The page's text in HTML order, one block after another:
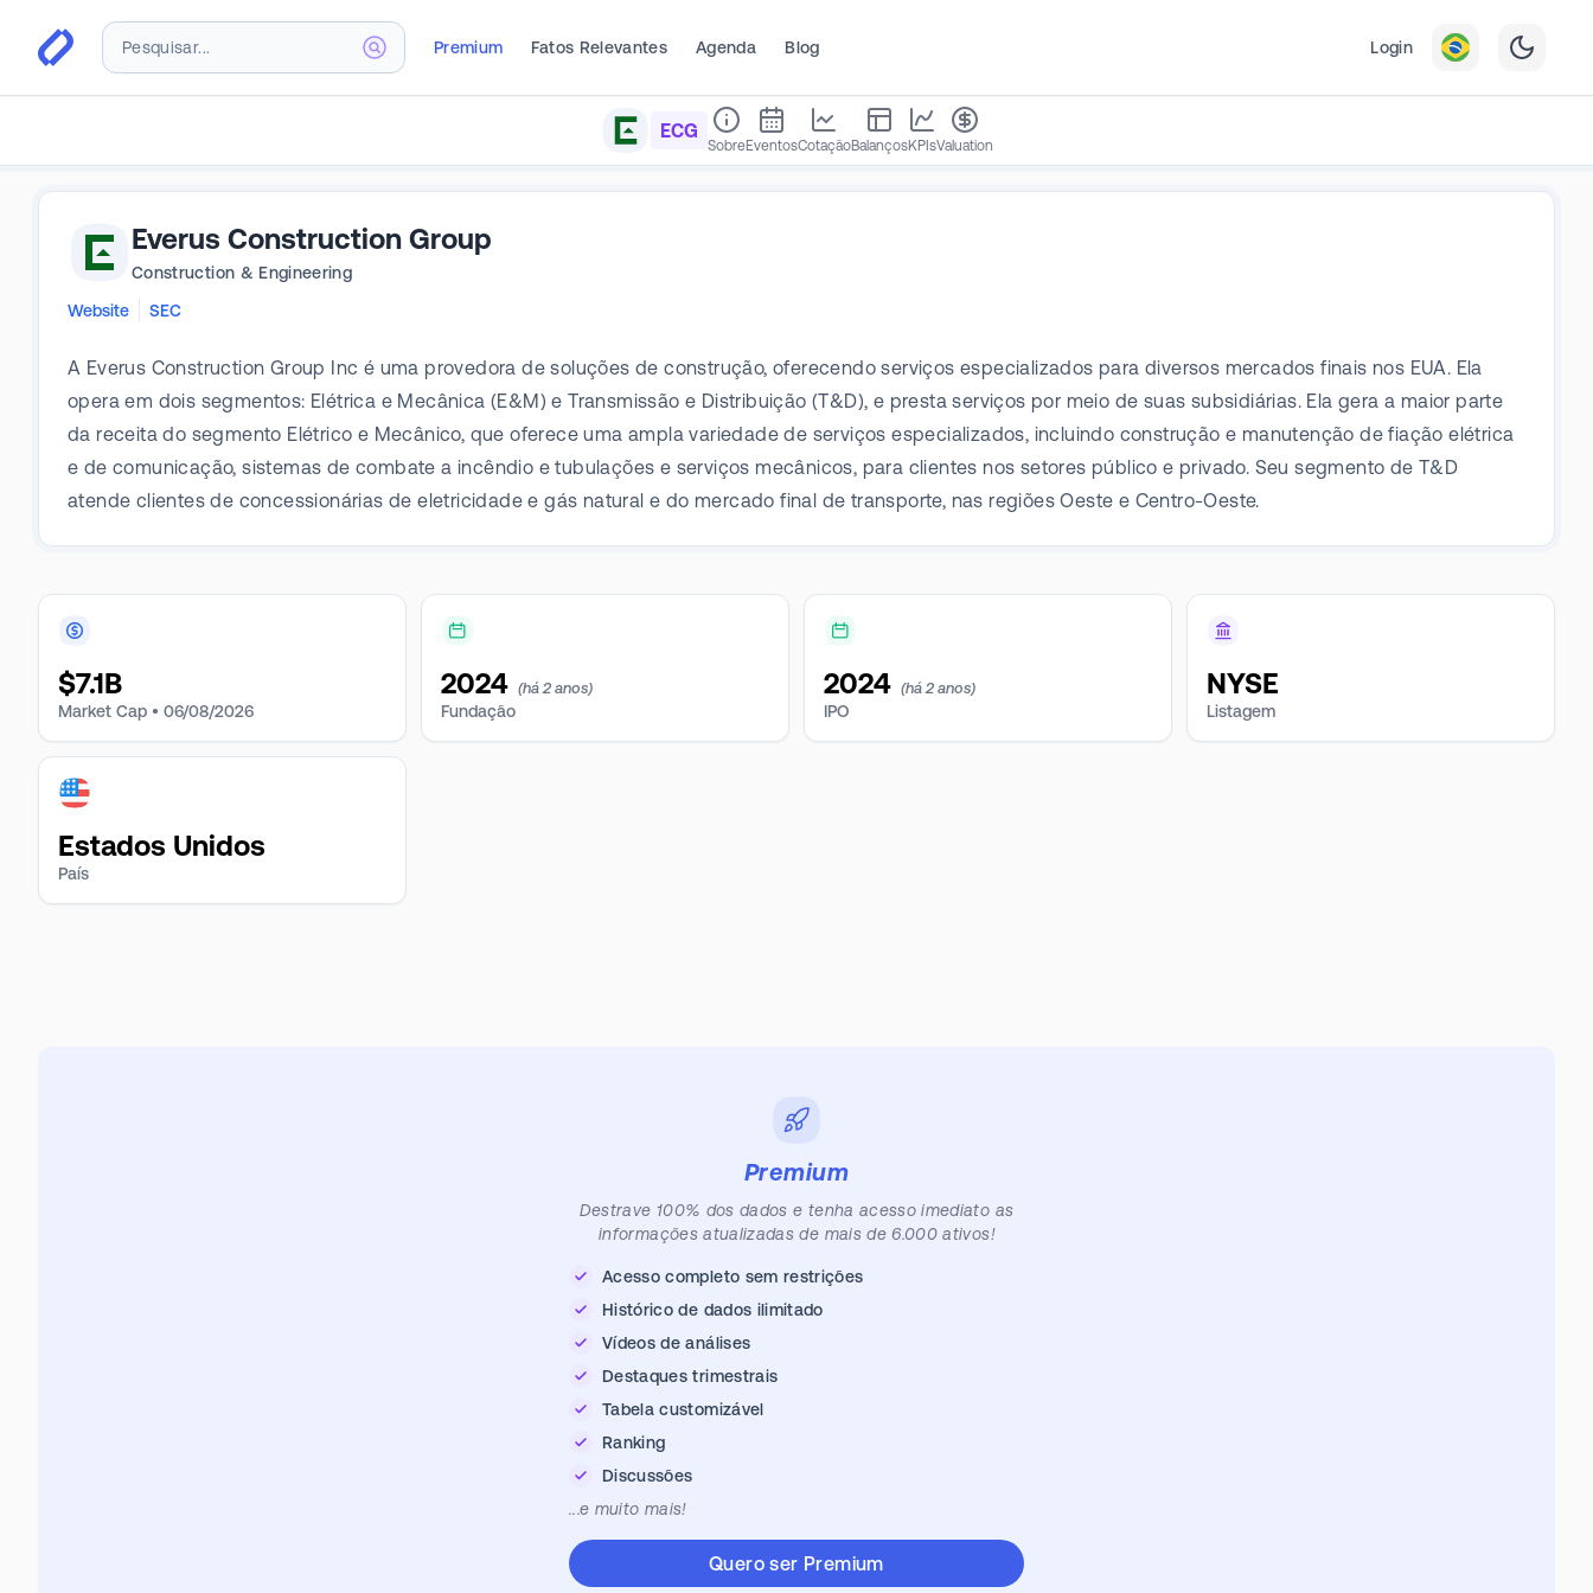
Premium Fatos Relevantes Agenda Blog Login
ECG
SobreEventosCotaçãoBalançosKPIsValuation
Everus Construction Group
Construction & Engineering
Website
SEC
A Everus Construction Group Inc é uma provedora de soluções de construção, oferecendo serviços especializados para diversos mercados finais nos EUA. Ela
opera em dois segmentos: Elétrica e Mecânica (E&M) e Transmissão e Distribuição (T&D), e presta serviços por meio de suas subsidiárias. Ela gera a maior parte
da receita do segmento Elétrico e Mecânico, que oferece uma ampla variedade de serviços especializados, incluindo construção e manutenção de fiação elétrica
e de comunicação, sistemas de combate a incêndio e tubulações e serviços mecânicos, para clientes nos setores público e privado. Seu segmento de T&D
atende clientes de concessionárias de eletricidade e gás natural e do mercado final de transporte, nas regiões Oeste e Centro-Oeste.
$7.1B
Market Cap • 06/08/2026
2024 (há 2 anos)
Fundação
2024 (há 2 anos)
IPO
NYSE
Listagem
Estados Unidos
País
Premium
Destrave 100% dos dados e tenha acesso imediato as
informações atualizadas de mais de 6.000 ativos!
Acesso completo sem restrições
Histórico de dados ilimitado
Vídeos de análises
Destaques trimestrais
Tabela customizável
Ranking
Discussões
...e muito mais!
Quero ser Premium